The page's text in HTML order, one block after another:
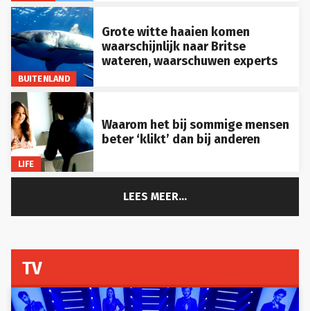
BUITENLAND
Grote witte haaien komen
waarschijnlijk naar Britse
wateren, waarschuwen experts
LIFE
Waarom het bij sommige mensen
beter ‘klikt’ dan bij anderen
LEES MEER...
TV